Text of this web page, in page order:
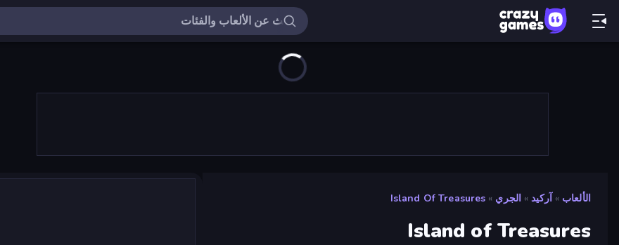
الألعاب » آركيد » الجري »
Island Of Treasures
Island of Treasures